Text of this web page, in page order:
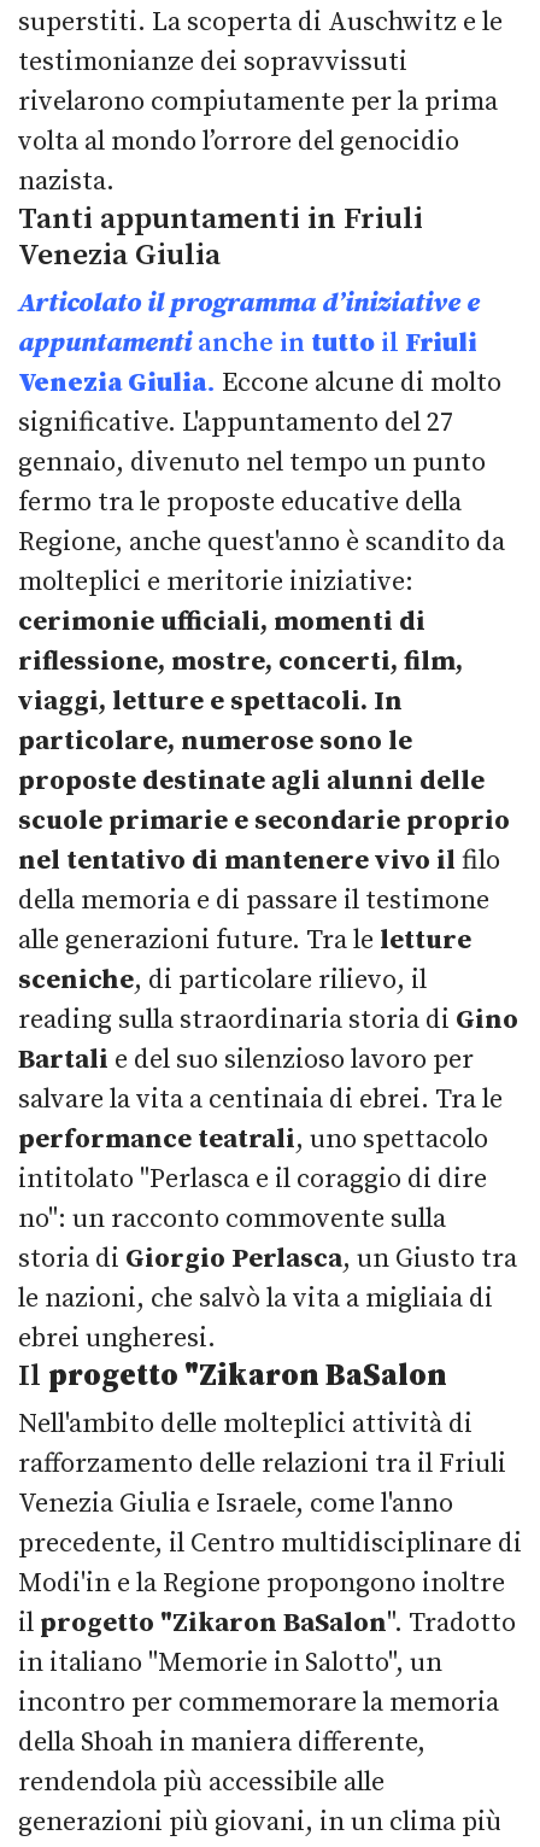
superstiti. La scoperta di Auschwitz e le
testimonianze dei sopravvissuti
rivelarono compiutamente per la prima
volta al mondo l’orrore del genocidio
nazista.
Tanti appuntamenti in Friuli
Venezia Giulia
Articolato il programma d’iniziative e
appuntamentianche in tutto il Friuli
Venezia Giulia. Eccone alcune di molto
significative. L'appuntamento del 27
gennaio, divenuto nel tempo un punto
fermo tra le proposte educative della
Regione, anche quest'anno è scandito da
molteplici e meritorie iniziative:
cerimonie ufficiali, momenti di
riflessione, mostre, concerti, film,
viaggi, letture e spettacoli. In
particolare, numerose sono le
proposte destinate agli alunni delle
scuole primarie e secondarie proprio
nel tentativo di mantenere vivo il filo
della memoria e di passare il testimone
alle generazioni future. Tra le letture
sceniche, di particolare rilievo, il
reading sulla straordinaria storia di Gino
Bartali e del suo silenzioso lavoro per
salvare la vita a centinaia di ebrei. Tra le
performance teatrali, uno spettacolo
intitolato "Perlasca e il coraggio di dire
no": un racconto commovente sulla
storia di Giorgio Perlasca, un Giusto tra
le nazioni, che salvò la vita a migliaia di
ebrei ungheresi.
Il progetto "Zikaron BaSalon
Nell'ambito delle molteplici attività di
rafforzamento delle relazioni tra il Friuli
Venezia Giulia e Israele, come l'anno
precedente, il Centro multidisciplinare di
Modi'in e la Regione propongono inoltre
il progetto "Zikaron BaSalon". Tradotto
in italiano "Memorie in Salotto", un
incontro per commemorare la memoria
della Shoah in maniera differente,
rendendola più accessibile alle
generazioni più giovani, in un clima più